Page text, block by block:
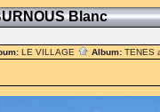
Blanc
LE VILLAGE Album: TENES